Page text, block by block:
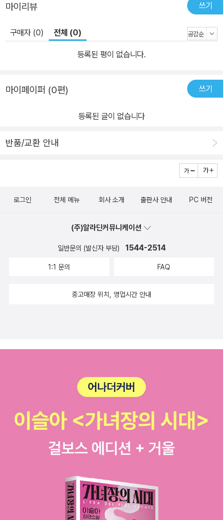
마이리뷰 쓰기
구매자 (0) 전체 (0)
등록된 평이 없습니다.
마이페이퍼 (0편) 쓰기
등록된 글이 없습니다
반품/교환 안내
로그인 전체 메뉴 회사 소개 출판사 안내 PC 버전
(주)알라딘커뮤니케이션
일반문의 (발신자 부담) 1544-2514
1:1 문의 FAQ
중고매장 위치, 영업시간 안내